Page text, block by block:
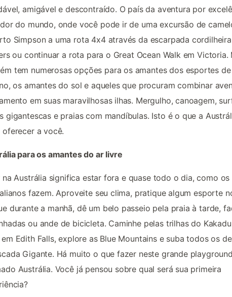
amigável e descontraído. O país da aventura por
do mundo, onde você pode ir de uma excursão de
Simpson a uma rota 4x4 através da escarpada cordilheira
ou continuar a rota para o Great Ocean Walk em Victoria.
tem numerosas opções para os amantes dos esportes de
os amantes do sol e aqueles que procuram combinar
em suas maravilhosas ilhas. Mergulho, canoagem,
gigantescas e praias com mandíbulas. Isto é o que a
oferecer a você.
para os amantes do ar livre
na Austrália significa estar fora e quase todo o dia, como os
fazem. Aproveite seu clima, pratique algum esporte
durante a manhã, dê um belo passeio pela praia à tarde,
ou ande de bicicleta. Caminhe pelas trilhas do
em Edith Falls, explore as Blue Mountains e suba todos os
Gigante. Há muito o que fazer neste grande playground
Austrália. Você já pensou sobre qual será sua primeira